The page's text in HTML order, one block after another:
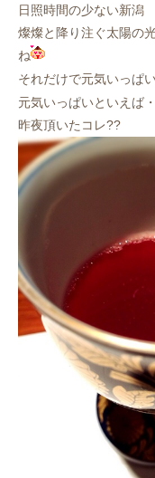
日照時間の少ない新潟
燦燦と降り注ぐ太陽の
ね
それだけで元気いっぱ
元気いっぱいといえば
昨夜頂いたコレ??